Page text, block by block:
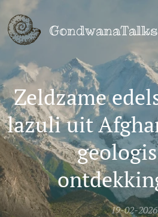
GondwanaTalks
Zeldzame
lazuli uit
19-02-2026